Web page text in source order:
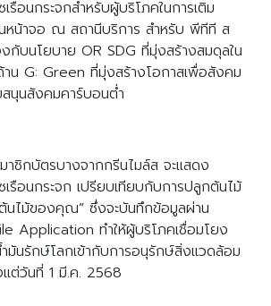
Search
รือนกระจกสำหรับผู้บริโภคในการเติม
หน้าจอ ณ สถานีบริการ สำหรับ พีทีที ส
กับนโยบาย OR SDG ที่มุ่งสร้างสมดุลใน
าน G: Green ที่มุ่งสร้างโอกาสเพื่อสังคม
สนุนสังคมคาร์บอนต่ำ
ชิกบัตรบางจากกรีนไมล์ส จะแสดง
รือนกระจก เปรียบเทียบกับการปลูกต้นไม้
นไม้ของคุณ” ซึ่งจะบันทึกข้อมูลผ่าน
Application ทำให้ผู้บริโภคเชื่อมโยง
มันรักษ์โลกเข้ากับการอนุรักษ์สิ่งแวดล้อม
แต่วันที่ 1 มี.ค. 2568